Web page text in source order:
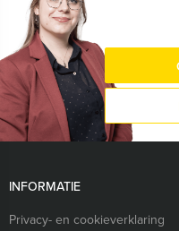
INFORMATIE
Privacy- en cookieverklaring